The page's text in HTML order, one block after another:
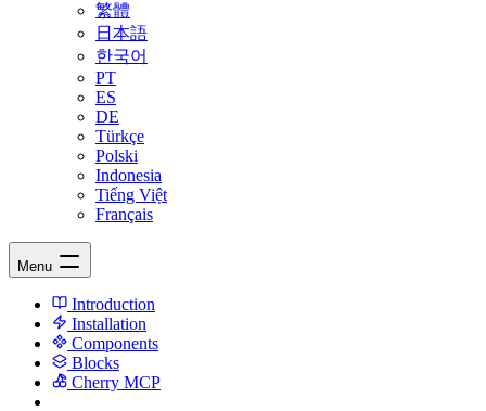
繁體
日本語
한국어
PT
ES
DE
Türkçe
Polski
Indonesia
Tiếng Việt
Français
Menu
Introduction
Installation
Components
Blocks
Cherry MCP